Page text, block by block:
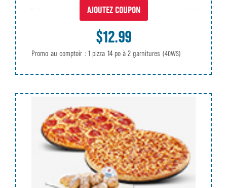
AJOUTEZ COUPON
$12.99
Promo au comptoir : 1 pizza 14 po à 2 garnitures (40WS)